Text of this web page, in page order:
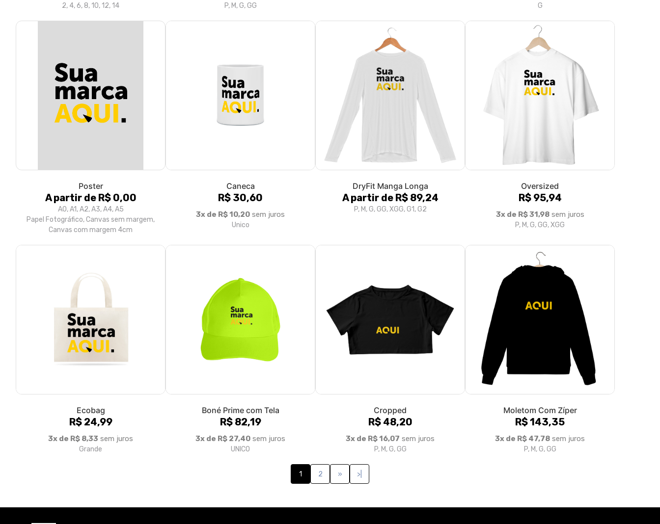
2, 4, 6, 8, 10, 12, 14 P, M, G, GG G
Poster
A partir de R$ 0,00
A0, A1, A2, A3, A4, A5
Papel Fotográfico, Canvas sem margem,
Canvas com margem 4cm
Caneca
R$ 30,60
3x de R$ 10,20 sem juros
Unico
DryFit Manga Longa
A partir de R$ 89,24
P, M, G, GG, XGG, G1, G2
Oversized
R$ 95,94
3x de R$ 31,98sem juros
P, M, G, GG, XGG
Ecobag
R$ 24,99
3x de R$ 8,33 sem juros
Grande
Boné Prime com Tela
R$ 82,19
3x de R$ 27,40 sem juros
UNICO
Cropped
R$ 48,20
3x de R$ 16,07 sem juros
P, M, G, GG
Moletom Com Zíper
R$ 143,35
3x de R$ 47,78 sem juros
P, M, G, GG
1 2 » >|